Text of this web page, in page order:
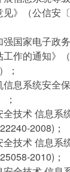
》（公信安
国家电子政
作的通知》
；
息系统安全
技术 信息系
2008)；
技术 信息系
2010)；